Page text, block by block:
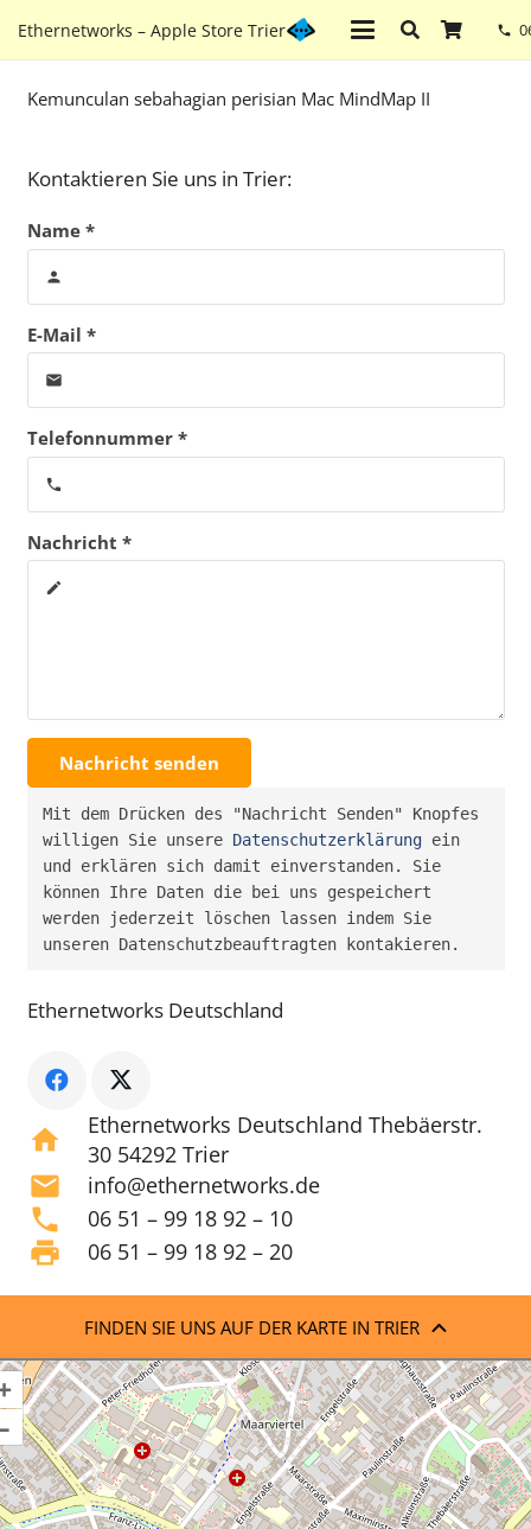
Ethernetworks – Apple Store Trier phone
Kemunculan sebahagian perisian Mac MindMap II
Kontaktieren Sie uns in Trier:
Name *
person
E-Mail *
email
Telefonnummer *
phone
Nachricht *
create
Nachricht senden
Mit dem Drücken des "Nachricht Senden" Knopfes
willigen Sie unsere Datenschutzerklärung ein
und erklären sich damit einverstanden. Sie
können Ihre Daten die bei uns gespeichert
werden jederzeit löschen lassen indem Sie
unseren Datenschutzbeauftragten kontakieren.
Ethernetworks Deutschland
home
Ethernetworks Deutschland Thebäerstr.
30 54292 Trier
mail info@ethernetworks.de
phone 06 51 – 99 18 92 – 10
print 06 51 – 99 18 92 – 20
FINDEN SIE UNS AUF DER KARTE IN TRIER